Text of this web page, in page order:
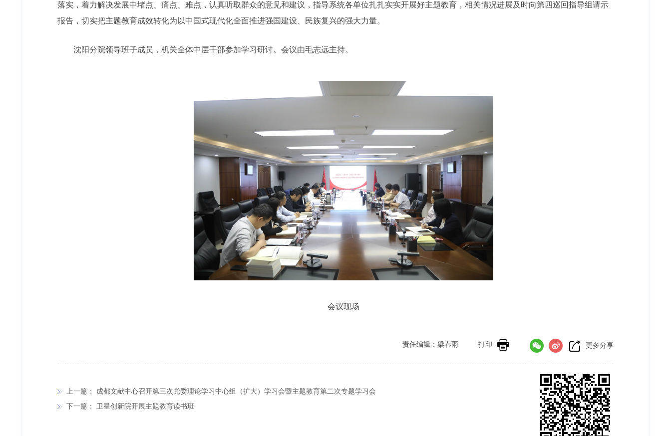
落实，着力解决发展中堵点、痛点、难点，认真听取群众的意见和建议，指导系统各单位扎扎实实开展好主题教育，相关情况进展及时向第四巡回指导组请示
报告，切实把主题教育成效转化为以中国式现代化全面推进强国建设、民族复兴的强大力量。
沈阳分院领导班子成员，机关全体中层干部参加学习研讨。会议由毛志远主持。
会议现场
更多分享
打印
责任编辑：梁春雨
上一篇： 成都文献中心召开第三次党委理论学习中心组（扩大）学习会暨主题教育第二次专题学习会
下一篇： 卫星创新院开展主题教育读书班